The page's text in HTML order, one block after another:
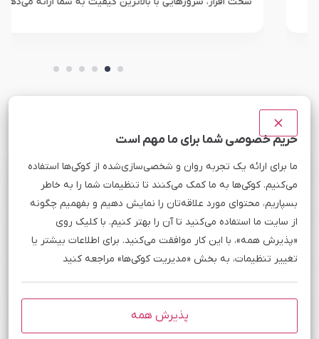
سوالات متداول سرور مجازی خارج
سوالات متداول کاربران در مورد سرورهای مجازی خارج مبین هاست
سرور مجازی خارجی از چه لوکیشن‌هایی ارائه میشود؟
آیا سرور مجازی خارج برای ترید ارز دیجیتال مناسب است؟
سرور مجازی اروپا برای فریلنسری مناسب است؟
امکان نصب چه سیستم عامل‌هایی روی VPS خارج مبین هاست
حریم خصوصی شما برای ما مهم است
ما برای ارائه یک تجربه روان و شخصی‌سازی‌شده از کوکی‌ها استفاده
می‌کنیم. کوکی‌ها به ما کمک می‌کنند تا تنظیمات شما را به خاطر
بسپاریم، محتوای مورد علاقه‌تان را نمایش دهیم و بفهمیم چگونه
از سایت ما استفاده می‌کنید تا آن را بهتر کنیم. با کلیک روی
«پذیرش همه»، با این کار موافقت می‌کنید. برای اطلاعات بیشتر یا
تغییر تنظیمات، به بخش «مدیریت کوکی‌ها» مراجعه کنید
پذیرش همه